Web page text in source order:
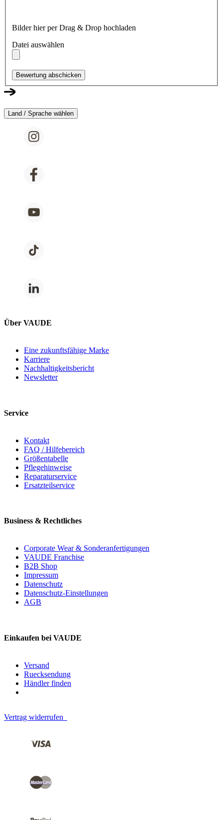
Bilder hier per Drag & Drop hochladen
Datei auswählen
Bewertung abschicken
Land / Sprache wählen
Über VAUDE
Eine zukunftsfähige Marke
Karriere
Nachhaltigkeitsbericht
Newsletter
Service
Kontakt
FAQ / Hilfebereich
Größentabelle
Pflegehinweise
Reparaturservice
Ersatzteilservice
Business & Rechtliches
Corporate Wear & Sonderanfertigungen
VAUDE Franchise
B2B Shop
Impressum
Datenschutz
Datenschutz-Einstellungen
AGB
Einkaufen bei VAUDE
Versand
Ruecksendung
Händler finden
Vertrag widerrufen